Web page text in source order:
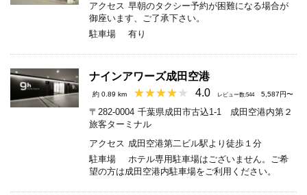
アクセス 早朝のタクシー予約が困難になる場合が
御座います、ご了承下さい。
駐車場
有り
ナインアワーズ成田空港
約 0.89 km 4.0 レビュー数:544 5,587円〜
〒282-0004 千葉県成田市古込1-1 成田空港内第２
旅客ターミナル
アクセス 成田空港第二ビル駅より徒歩１分
駐車場
ホテル専用駐車場はございません。ご希
望の方は成田空港内駐車場をご利用ください。